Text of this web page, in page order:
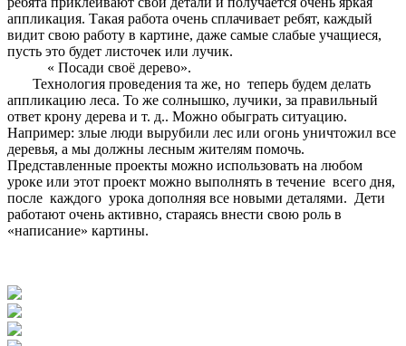
аппликация. Такая работа очень сплачивает ребят, каждый
видит свою работу в картине, даже самые слабые учащиеся,
пусть это будет листочек или лучик.
« Посади своё дерево».
Технология проведения та же, но теперь будем делать
аппликацию леса. То же солнышко, лучики, за правильный
ответ крону дерева и т. д.. Можно обыграть ситуацию.
Например: злые люди вырубили лес или огонь уничтожил все
деревья, а мы должны лесным жителям помочь.
Представленные проекты можно использовать на любом
уроке или этот проект можно выполнять в течение всего дня,
после каждого урока дополняя все новыми деталями. Дети
работают очень активно, стараясь внести свою роль в
«написание» картины.